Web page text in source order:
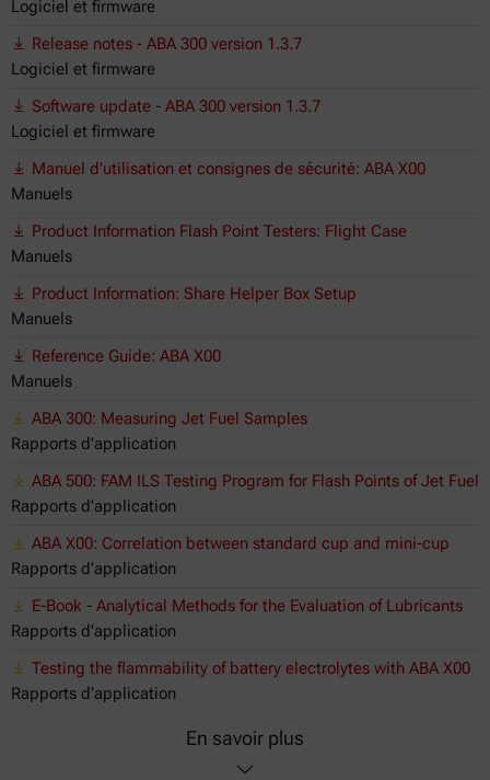
Logiciel et firmware
Release notes - ABA 300 version 1.3.7
Logiciel et firmware
Software update - ABA 300 version 1.3.7
Logiciel et firmware
Manuel d'utilisation et consignes de sécurité: ABA X00
Manuels
Product Information Flash Point Testers: Flight Case
Manuels
Product Information: Share Helper Box Setup
Manuels
Reference Guide: ABA X00
Manuels
ABA 300: Measuring Jet Fuel Samples
Rapports d'application
ABA 500: FAM ILS Testing Program for Flash Points of Jet Fuel
Rapports d'application
ABA X00: Correlation between standard cup and mini-cup
Rapports d'application
E-Book - Analytical Methods for the Evaluation of Lubricants
Rapports d'application
Testing the flammability of battery electrolytes with ABA X00
Rapports d'application
En savoir plus